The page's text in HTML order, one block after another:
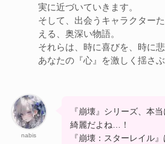
実に近づいていきます。
そして、出会うキャラクター
える、奥深い物語。
それらは、時に喜びを、時に
あなたの『心』を激しく揺さぶ
nabis
『崩壊』シリーズ、本
綺麗だよね…！
『崩壊：スターレイル